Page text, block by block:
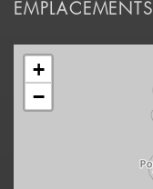
EMPLACEMENTS
+
−